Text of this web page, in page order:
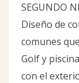
SEGUNDO
Diseño de
comunes
Golf y
con el